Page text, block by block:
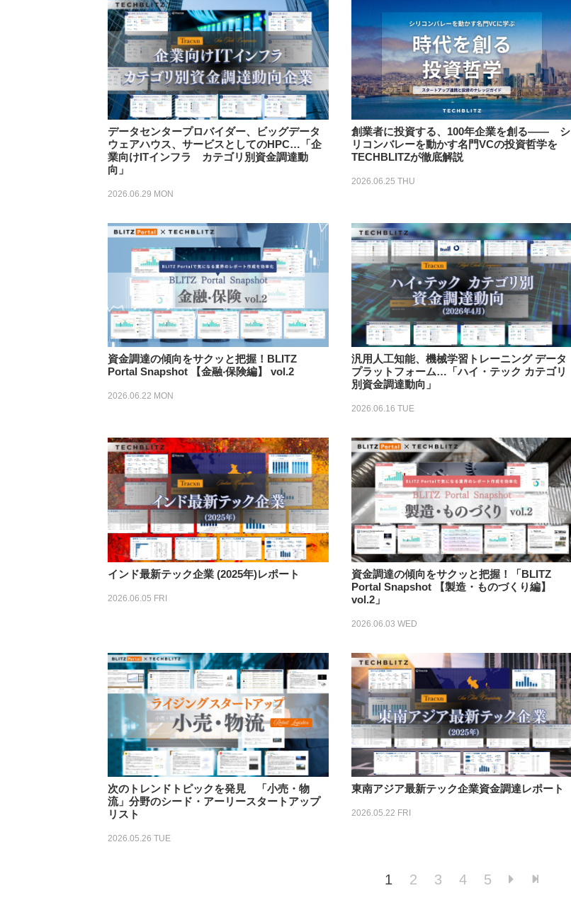
データセンタープロバイダー、ビッグデータ
ウェアハウス、サービスとしてのHPC…「企
業向けITインフラ カテゴリ別資金調達動
向」
2026.06.29 MON
創業者に投資する、100年企業を創る―― シ
リコンバレーを動かす名門VCの投資哲学を
TECHBLITZが徹底解説
2026.06.25 THU
資⾦調達の傾向をサクッと把握！BLITZ
Portal Snapshot 【金融‧保険編】 vol.2
2026.06.22 MON
汎用人工知能、機械学習トレーニング データ
プラットフォーム…「ハイ・テック カテゴリ
別資金調達動向」
2026.06.16 TUE
インド最新テック企業 (2025年)レポート
2026.06.05 FRI
資⾦調達の傾向をサクッと把握！「BLITZ
Portal Snapshot 【製造・ものづくり編】
vol.2」
2026.06.03 WED
次のトレンドトピックを発見 「小売・物
流」分野のシード・アーリースタートアップ
リスト
2026.05.26 TUE
東南アジア最新テック企業資金調達レポート
2026.05.22 FRI
1 2 3 4 5